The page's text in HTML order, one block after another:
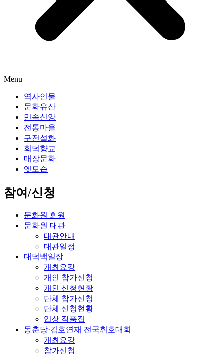
Menu
역사인물
문화유산
민속신앙
전통마을
구전설화
회덕향교
매장문화
옛모습
참여/신청
문화원 회원
문화원 대관
대관안내
대관일정
대덕백일장
개최요강
개인 참가신청
개인 신청현황
단체 참가신청
단체 신청현황
입상 작품집
동춘당·김호연재 전국휘호대회
개최요강
참가신청